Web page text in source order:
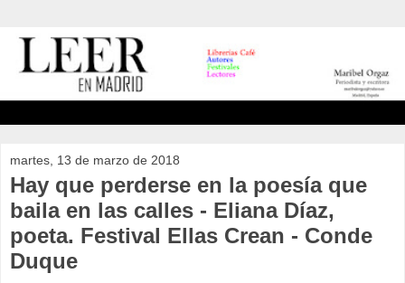
martes, 13 de marzo de 2018
Hay que perderse en la poesía que
baila en las calles - Eliana Díaz,
poeta. Festival Ellas Crean - Conde
Duque